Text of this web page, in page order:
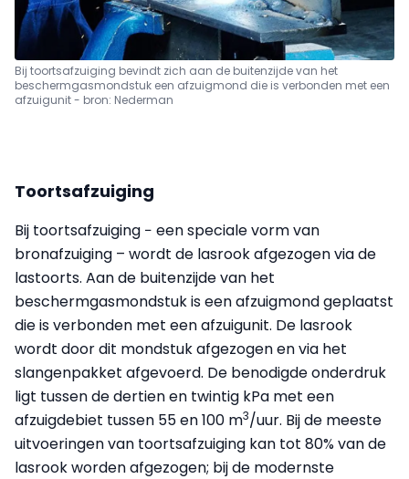
Bij toortsafzuiging bevindt zich aan de buitenzijde van het
beschermgasmondstuk een afzuigmond die is verbonden met een
afzuigunit - bron: Nederman
Toortsafzuiging
Bij toortsafzuiging − een speciale vorm van
bronafzuiging – wordt de lasrook afgezogen via de
lastoorts. Aan de buitenzijde van het
beschermgasmondstuk is een afzuigmond geplaatst
die is verbonden met een afzuigunit. De lasrook
wordt door dit mondstuk afgezogen en via het
slangenpakket afgevoerd. De benodigde onderdruk
ligt tussen de dertien en twintig kPa met een
afzuigdebiet tussen 55 en 100 m3/uur. Bij de meeste
uitvoeringen van toortsafzuiging kan tot 80% van de
lasrook worden afgezogen; bij de modernste